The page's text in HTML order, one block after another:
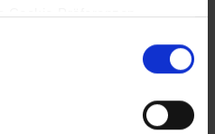
Cookie-Präferenzen